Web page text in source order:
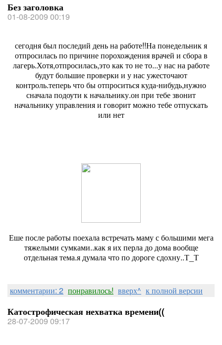
Без заголовка
01-08-2009 00:19
сегодня был последий день на работе!!На понедельник я
отпросилась по причине порохождения врачей и сбора в
лагерь.Хотя,отпросилась,это как то не то...у нас на работе
будут большие проверки и у нас ужесточают
контроль.теперь что бы отпроситься куда-нибудь,нужно
сначала подоути к начальнику.он при тебе звонит
начальнику управления и говорит можно тебе отпускать
или нет
Еше после работы поехала встречать маму с большими мега
тяжелыми сумками..как я их перла до дома вообще
отдельная тема.я думала что по дороге сдохну..Т_Т
комментарии: 2 понравилось! вверх^ к полной версии
Катострофическая нехватка времени((
28-07-2009 09:17